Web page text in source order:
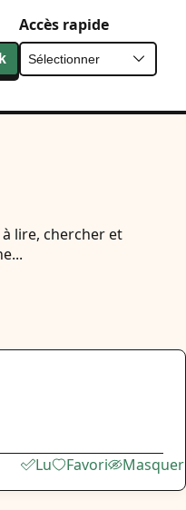
Accès rapide
lire, chercher et
Lu Favori Masquer